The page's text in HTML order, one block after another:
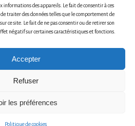
informations des appareils. Le fait de consentir à ces
traiter des données telles que le comportement de
ce site. Le fait de ne pas consentir ou de retirer son
négatif sur certaines caractéristiques et fonctions.
Accepter
Refuser
les préférences
Politique de cookies
D'ENTREPRISE
D'HÔTES
GÎTES
for Château de Launay Guen by